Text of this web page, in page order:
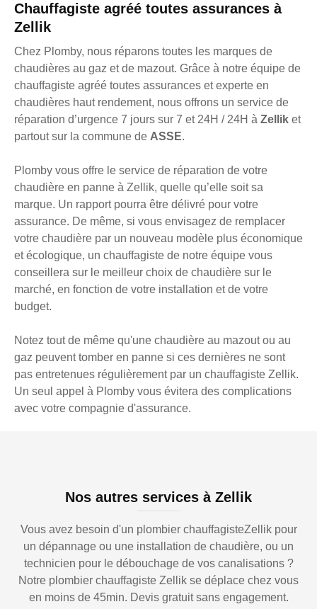
Chauffagiste agréé toutes assurances à
Zellik
Chez Plomby, nous réparons toutes les marques de
chaudières au gaz et de mazout. Grâce à notre équipe de
chauffagiste agréé toutes assurances et experte en
chaudières haut rendement, nous offrons un service de
réparation d’urgence 7 jours sur 7 et 24H / 24H à Zellik et
partout sur la commune de ASSE.
Plomby vous offre le service de réparation de votre
chaudière en panne à Zellik, quelle qu’elle soit sa
marque. Un rapport pourra être délivré pour votre
assurance. De même, si vous envisagez de remplacer
votre chaudière par un nouveau modèle plus économique
et écologique, un chauffagiste de notre équipe vous
conseillera sur le meilleur choix de chaudière sur le
marché, en fonction de votre installation et de votre
budget.
Notez tout de même qu'une chaudière au mazout ou au
gaz peuvent tomber en panne si ces dernières ne sont
pas entretenues régulièrement par un chauffagiste Zellik.
Un seul appel à Plomby vous évitera des complications
avec votre compagnie d'assurance.
Nos autres services à Zellik
Vous avez besoin d'un plombier chauffagisteZellik pour
un dépannage ou une installation de chaudière, ou un
technicien pour le débouchage de vos canalisations ?
Notre plombier chauffagiste Zellik se déplace chez vous
en moins de 45min. Devis gratuit sans engagement.